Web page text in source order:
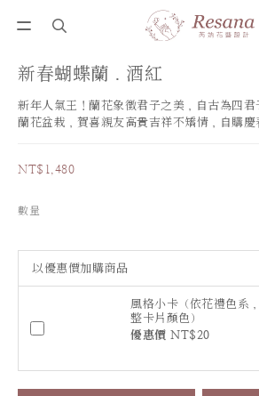
新春蝴蝶蘭．酒紅
新年人氣王！蘭花象徵君子之美，自古為四
蘭花盆栽，賀喜親友高貴吉祥不矯情，自購慶
NT$1,480
數量
以優惠價加購商品
風格小卡（依花禮色系
整卡片顏色）
優惠價 NT$20